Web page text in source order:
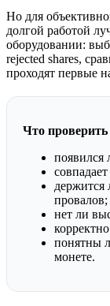
Но для
долгой работой
оборудовании:
rejected shares,
проходят первые
Что
появился
держится
провалов;
нет ли
понятны
монете.